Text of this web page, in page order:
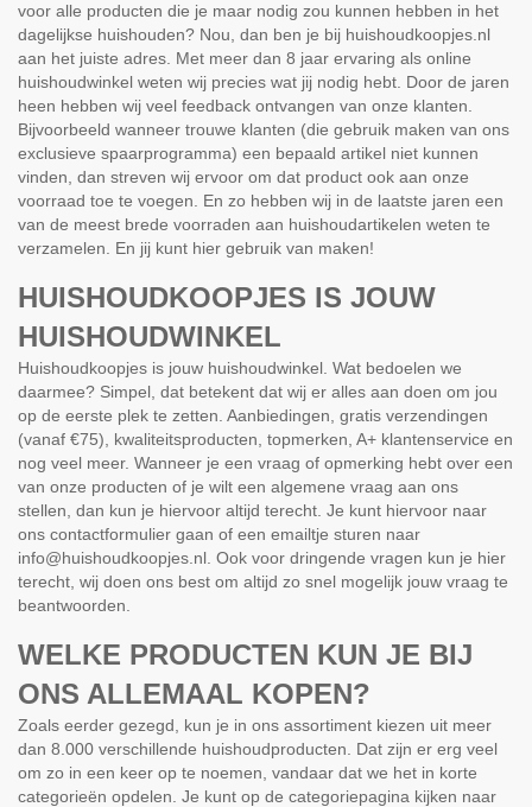
voor alle producten die je maar nodig zou kunnen hebben in het
dagelijkse huishouden? Nou, dan ben je bij huishoudkoopjes.nl
aan het juiste adres. Met meer dan 8 jaar ervaring als online
huishoudwinkel weten wij precies wat jij nodig hebt. Door de jaren
heen hebben wij veel feedback ontvangen van onze klanten.
Bijvoorbeeld wanneer trouwe klanten (die gebruik maken van ons
exclusieve spaarprogramma) een bepaald artikel niet kunnen
vinden, dan streven wij ervoor om dat product ook aan onze
voorraad toe te voegen. En zo hebben wij in de laatste jaren een
van de meest brede voorraden aan huishoudartikelen weten te
verzamelen. En jij kunt hier gebruik van maken!
HUISHOUDKOOPJES IS JOUW
HUISHOUDWINKEL
Huishoudkoopjes is jouw huishoudwinkel. Wat bedoelen we
daarmee? Simpel, dat betekent dat wij er alles aan doen om jou
op de eerste plek te zetten. Aanbiedingen, gratis verzendingen
(vanaf €75), kwaliteitsproducten, topmerken, A+ klantenservice en
nog veel meer. Wanneer je een vraag of opmerking hebt over een
van onze producten of je wilt een algemene vraag aan ons
stellen, dan kun je hiervoor altijd terecht. Je kunt hiervoor naar
ons contactformulier gaan of een emailtje sturen naar
info@huishoudkoopjes.nl. Ook voor dringende vragen kun je hier
terecht, wij doen ons best om altijd zo snel mogelijk jouw vraag te
beantwoorden.
WELKE PRODUCTEN KUN JE BIJ
ONS ALLEMAAL KOPEN?
Zoals eerder gezegd, kun je in ons assortiment kiezen uit meer
dan 8.000 verschillende huishoudproducten. Dat zijn er erg veel
om zo in een keer op te noemen, vandaar dat we het in korte
categorieën opdelen. Je kunt op de categoriepagina kijken naar